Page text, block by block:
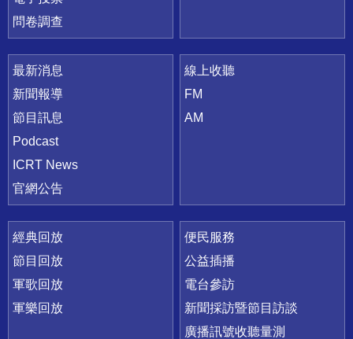
問卷調查
最新消息
新聞報導
節目訊息
Podcast
ICRT News
官網公告
線上收聽
FM
AM
經典回放
節目回放
軍歌回放
軍樂回放
便民服務
公益插播
電台參訪
新聞採訪暨節目訪談
廣播訊號收聽量測